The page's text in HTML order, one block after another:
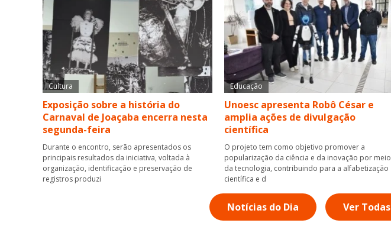
Cultura
Exposição sobre a história do
Carnaval de Joaçaba encerra nesta
segunda-feira
Durante o encontro, serão apresentados os
principais resultados da iniciativa, voltada à
organização, identificação e preservação de
registros produzi
Educação
Unoesc apresenta Robô César e
amplia ações de divulgação
científica
O projeto tem como objetivo promover a
popularização da ciência e da inovação por meio
da tecnologia, contribuindo para a alfabetização
científica e d
Notícias do Dia Ver Todas